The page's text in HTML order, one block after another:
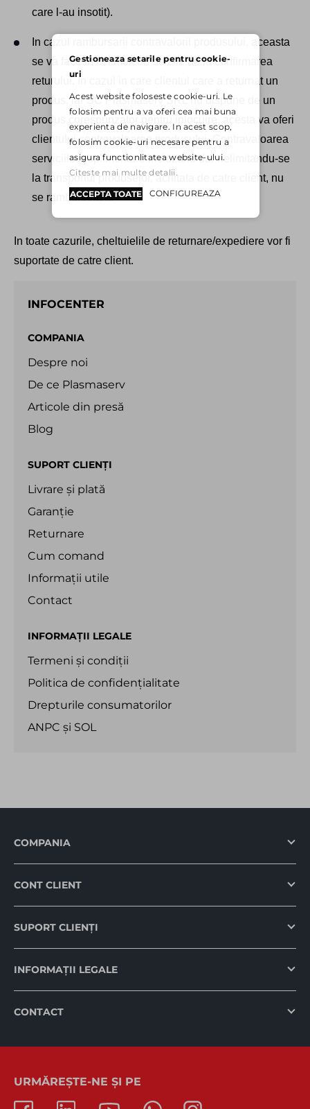
care l-au insotit).
In cazul rambursarii contravalorii produsului, aceasta
se va face in cel mult 30 de zile de la confirmarea
returului. In cazul in care clientul care a returnat un
produs, iar SC Plasmaserv SRL nu dispune de un
produs corespunzator pentru inlocuire, acesta va oferi
clientului contravaloarea produsului. Contravaloarea
serviciilor suplimentare incluzand dar nelimitandu-se
la transportul produselor, achitata de catre client, nu
se ramburseaza.
In toate cazurile, cheltuielile de returnare/expediere vor fi
suportate de catre client.
INFOCENTER
COMPANIA
Despre noi
De ce Plasmaserv
Articole din presă
Blog
SUPORT CLIENȚI
Livrare și plată
Garanție
Returnare
Cum comand
Informații utile
Contact
INFORMAȚII LEGALE
Termeni și condiții
Politica de confidențialitate
Drepturile consumatorilor
ANPC și SOL
COMPANIA
CONT CLIENT
SUPORT CLIENȚI
INFORMAȚII LEGALE
CONTACT
URMĂREȘTE-NE ȘI PE
Gestioneaza setarile pentru cookie-
uri
Acest website foloseste cookie-uri. Le
folosim pentru a va oferi cea mai buna
experienta de navigare. In acest scop,
folosim cookie-uri necesare pentru a
asigura functionlitatea website-ului.
Citeste mai multe detalii.
ACCEPTA TOATE CONFIGUREAZA